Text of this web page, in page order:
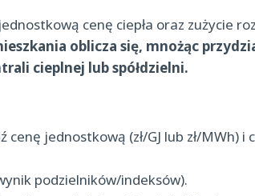
cenę ciepła oraz zużycie
oblicza się, mnożąc
cieplnej lub spółdzielni.
jednostkową (zł/GJ lub zł/MWh) i
podzielników/indeksów).